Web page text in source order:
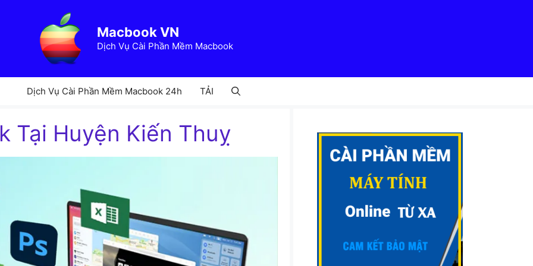
Macbook VN
Dịch Vụ Cài Phần Mềm Macbook
Dịch Vụ Cài Phần Mềm Macbook 24h TẢI
Tại Huyện Kiến Thuỵ